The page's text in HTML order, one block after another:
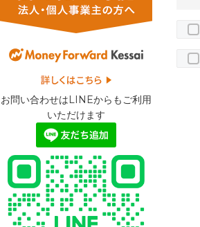
お問い合わせはLINEからもご利用
いただけます